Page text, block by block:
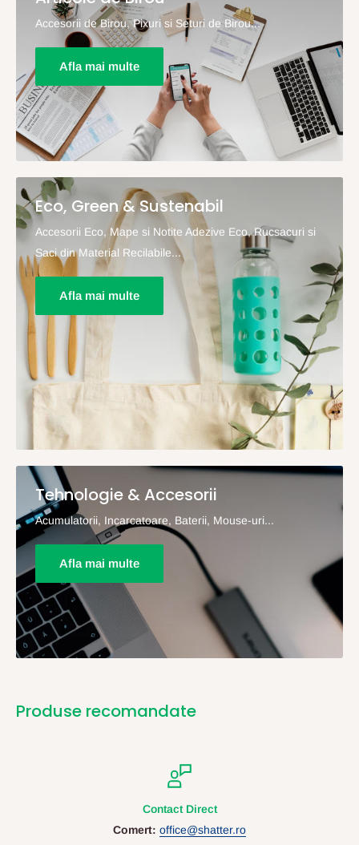
Accesorii de Birou, Pixuri si Seturi de Birou...
Afla mai multe
Eco, Green & Sustenabil
Accesorii Eco, Mape si Notite Adezive Eco, Rucsacuri si
Saci din Material Recilabile...
Afla mai multe
Tehnologie & Accesorii
Acumulatorii, Incarcatoare, Baterii, Mouse-uri...
Afla mai multe
Produse recomandate
Contact Direct
Comert: office@shatter.ro